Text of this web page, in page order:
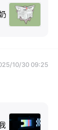
10/30 09:25